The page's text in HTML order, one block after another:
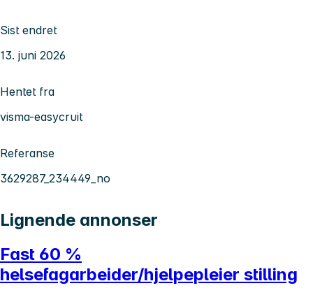
Sist endret
13. juni 2026
Hentet fra
visma-easycruit
Referanse
3629287_234449_no
Lignende annonser
Fast 60 %
helsefagarbeider/hjelpepleier stilling